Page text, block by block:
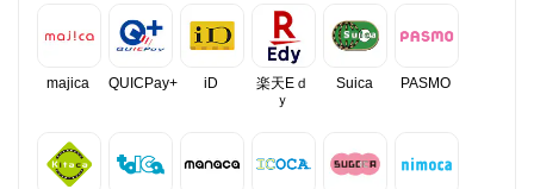
majica QUICPay+ iD
楽天Eｄ
ｙ
Suica PASMO